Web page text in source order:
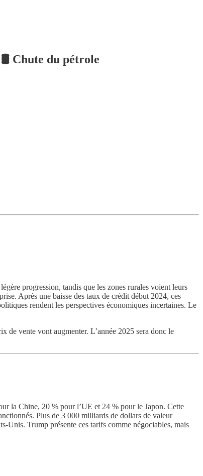
Chute du pétrole
progression, tandis que les zones rurales voient leurs
Après une baisse des taux de crédit début 2024, ces
rendent les perspectives économiques incertaines. Le
de vente vont augmenter. L’année 2025 sera donc le
la Chine, 20 % pour l’UE et 24 % pour le Japon. Cette
Plus de 3 000 milliards de dollars de valeur
Unis. Trump présente ces tarifs comme négociables, mais